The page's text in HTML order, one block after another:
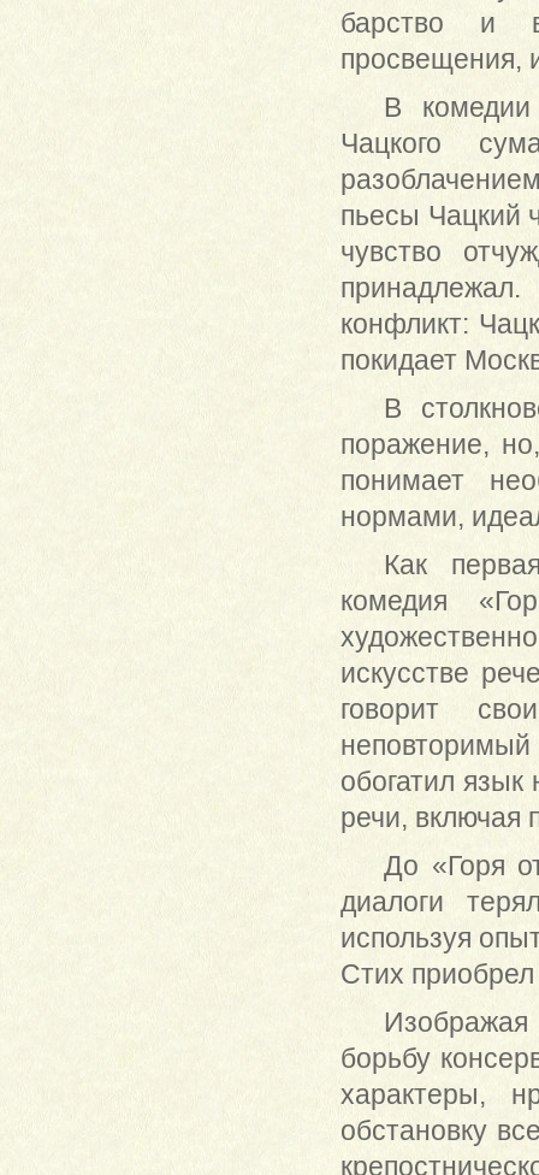
барство и
просвещения,
В комедии
Чацкого
пьесы Чацкий
чувство
конфликт:
покидает
В
поражение,
понимает
нормами,
Как
комедия
искусстве
говорит
обогатил
речи, включая
До «Горя
диалоги
используя
Стих
Изображая
борьбу
характеры,
обстановку